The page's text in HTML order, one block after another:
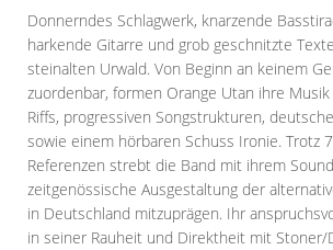
Donnerndes Schlagwerk, knarzende
harkende Gitarre und grob geschnitzte
steinalten Urwald. Von Beginn an keinem
zuordenbar, formen Orange Utan ihre
Riffs, progressiven Songstrukturen,
sowie einem hörbaren Schuss Ironie. Trotz
Referenzen strebt die Band mit ihrem
zeitgenössische Ausgestaltung der
in Deutschland mitzuprägen. Ihr
in seiner Rauheit und Direktheit mit Stoner/